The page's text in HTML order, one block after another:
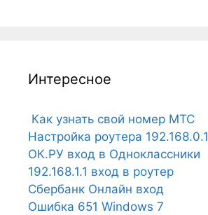
Интересное
Как узнать свой номер МТС
Настройка роутера 192.168.0.1
ОК.РУ вход в Одноклассники
192.168.1.1 вход в роутер
Сбербанк Онлайн вход
Ошибка 651 Windows 7